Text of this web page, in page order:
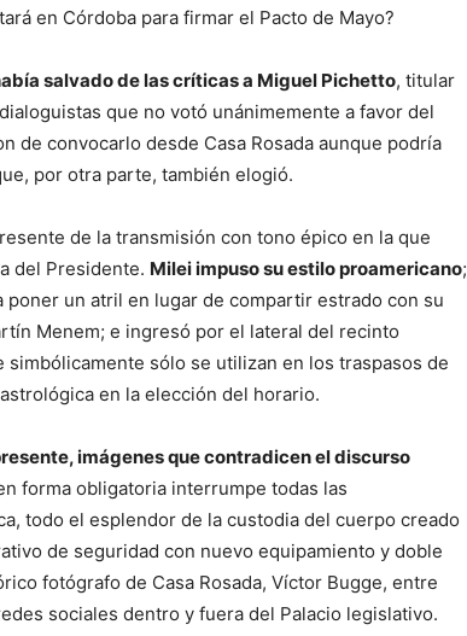
en Córdoba para firmar el Pacto de Mayo?
salvado de las críticas a Miguel Pichetto, titular
que no votó unánimemente a favor del
de convocarlo desde Casa Rosada aunque podría
por otra parte, también elogió.
de la transmisión con tono épico en la que
del Presidente. Milei impuso su estilo proamericano;
un atril en lugar de compartir estrado con su
Menem; e ingresó por el lateral del recinto
sólo se utilizan en los traspasos de
en la elección del horario.
imágenes que contradicen el discurso
forma obligatoria interrumpe todas las
todo el esplendor de la custodia del cuerpo creado
de seguridad con nuevo equipamiento y doble
fotógrafo de Casa Rosada, Víctor Bugge, entre
sociales dentro y fuera del Palacio legislativo.